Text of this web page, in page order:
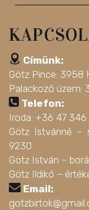
Címünk:
Götz Pince: 3958
Palackozó üzem:
Telefon:
Iroda: +36 47 346
Götz Istvánné –
9230
Götz István –
Götz Ildikó –
Email: